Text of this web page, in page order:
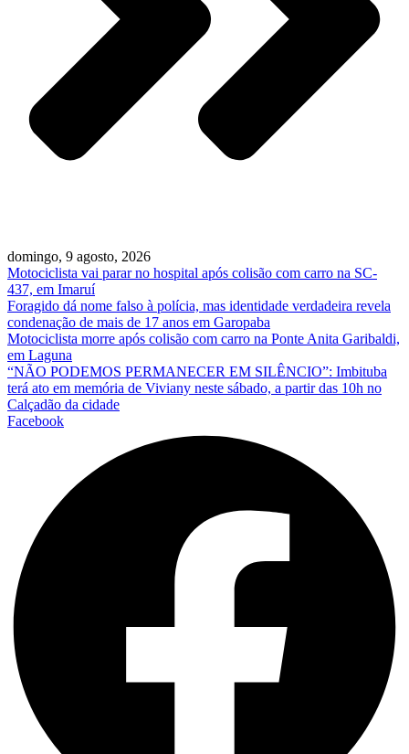
domingo, 9 agosto, 2026
Motociclista vai parar no hospital após colisão com carro na SC-
437, em Imaruí
Foragido dá nome falso à polícia, mas identidade verdadeira revela
condenação de mais de 17 anos em Garopaba
Motociclista morre após colisão com carro na Ponte Anita Garibaldi,
em Laguna
“NÃO PODEMOS PERMANECER EM SILÊNCIO”: Imbituba
terá ato em memória de Viviany neste sábado, a partir das 10h no
Calçadão da cidade
Facebook